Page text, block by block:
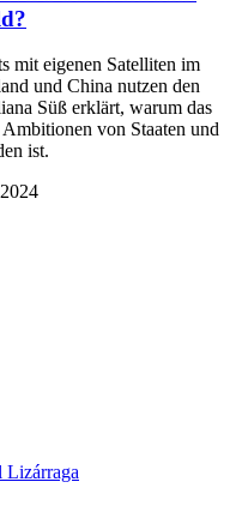
mit eigenen Satelliten im
und China nutzen den
Süß erklärt, warum das
von Staaten und
ist.
Lizárraga